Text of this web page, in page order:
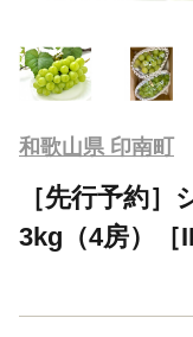
和歌山県 印南町
［先行予約
3kg（4房）［